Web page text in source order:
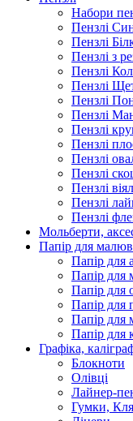
Набори
Пензлі
Пензлі
Пензлі з
Пензлі
Пензлі
Пензлі
Пензлі
Пензлі
Пензлі
Пензлі
Пензлі
Пензлі
Пензлі
Пензлі
Мольберти,
Папір для
Папір для
Папір для
Папір для
Папір для
Папір для
Папір для
Графіка,
Блокноти
Олівці
Лайнер-
Гумки,